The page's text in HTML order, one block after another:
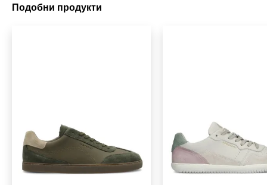
Подобни продукти